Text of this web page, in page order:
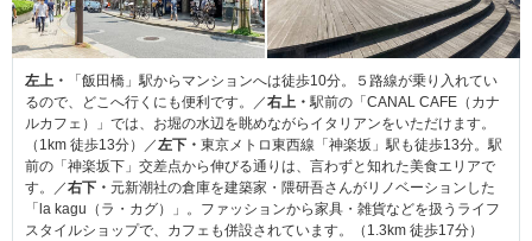
左上・
「飯田橋」駅からマンションへは徒歩10分。５路線が乗り入れてい
るので、どこへ行くにも便利です。／右上・駅前の「CANAL CAFE（カナ
ルカフェ）」では、お堀の水辺を眺めながらイタリアンをいただけます。
（1km 徒歩13分）／左下・ 東京メトロ東西線「神楽坂」駅も徒歩13分。駅
前の「神楽坂下」交差点から伸びる通りは、言わずと知れた美食エリアで
す。／右下・ 元新潮社の倉庫を建築家・隈研吾さんがリノベーションした
「la kagu（ラ・カグ）」。ファッションから家具・雑貨などを扱うライフ
スタイルショップで、カフェも併設されています。（1.3km 徒歩17分）